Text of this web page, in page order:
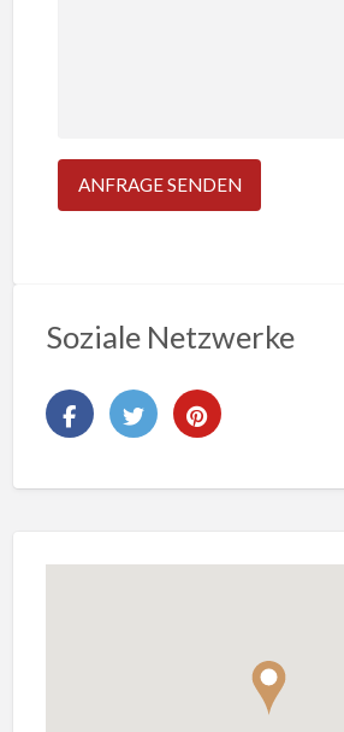
Soziale Netzwerke